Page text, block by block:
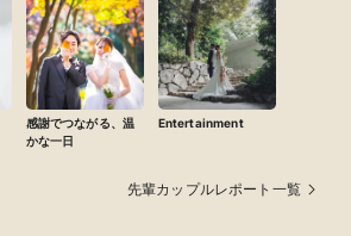
感謝でつながる、温
かな一日
Entertainment
先輩カップルレポート一覧